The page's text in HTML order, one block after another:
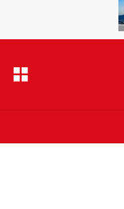
ما جاء فيه!